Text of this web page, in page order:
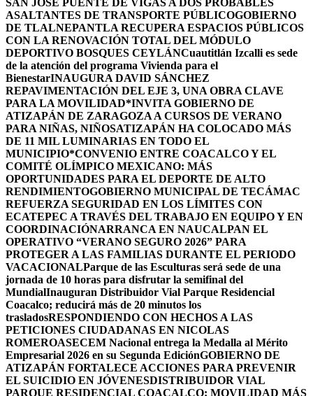
SAN JOSÉ PUENTE DE VIGAS A DOS PROBABLES
ASALTANTES DE TRANSPORTE PÚBLICOGOBIERNO
DE TLALNEPANTLA RECUPERA ESPACIOS PÚBLICOS
CON LA RENOVACIÓN TOTAL DEL MÓDULO
DEPORTIVO BOSQUES CEYLÁNCuautitlán Izcalli es sede
de la atención del programa Vivienda para el
BienestarINAUGURA DAVID SÁNCHEZ
REPAVIMENTACIÓN DEL EJE 3, UNA OBRA CLAVE
PARA LA MOVILIDAD*INVITA GOBIERNO DE
ATIZAPÁN DE ZARAGOZA A CURSOS DE VERANO
PARA NIÑAS, NIÑOSATIZAPÁN HA COLOCADO MÁS
DE 11 MIL LUMINARIAS EN TODO EL
MUNICIPIO*CONVENIO ENTRE COACALCO Y EL
COMITÉ OLÍMPICO MEXICANO: MÁS
OPORTUNIDADES PARA EL DEPORTE DE ALTO
RENDIMIENTOGOBIERNO MUNICIPAL DE TECÁMAC
REFUERZA SEGURIDAD EN LOS LÍMITES CON
ECATEPEC A TRAVÉS DEL TRABAJO EN EQUIPO Y EN
COORDINACIÓNARRANCA EN NAUCALPAN EL
OPERATIVO “VERANO SEGURO 2026” PARA
PROTEGER A LAS FAMILIAS DURANTE EL PERIODO
VACACIONALParque de las Esculturas será sede de una
jornada de 10 horas para disfrutar la semifinal del
MundialInauguran Distribuidor Vial Parque Residencial
Coacalco; reducirá más de 20 minutos los
trasladosRESPONDIENDO CON HECHOS A LAS
PETICIONES CIUDADANAS EN NICOLAS
ROMEROASECEM Nacional entrega la Medalla al Mérito
Empresarial 2026 en su Segunda EdiciónGOBIERNO DE
ATIZAPÁN FORTALECE ACCIONES PARA PREVENIR
EL SUICIDIO EN JÓVENESDISTRIBUIDOR VIAL
PARQUE RESIDENCIAL COACALCO: MOVILIDAD MÁS